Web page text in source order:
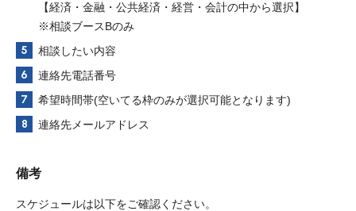
【経済・金融・公共経済・経営・会計の中から選択】
※相談ブースBのみ
相談したい内容
連絡先電話番号
希望時間帯(空いてる枠のみが選択可能となります)
連絡先メールアドレス
備考
スケジュールは以下をご確認ください。